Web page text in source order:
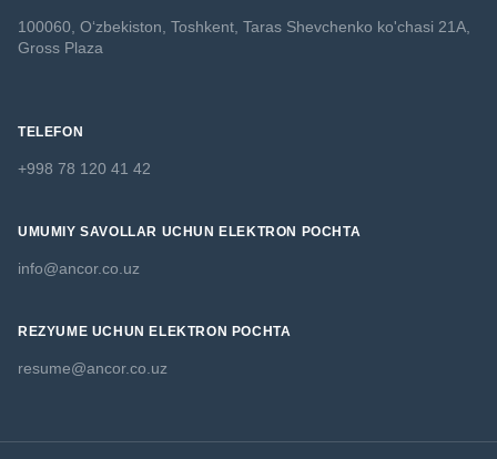
100060, O‘zbekiston, Toshkent, Taras Shevchenko ko'chasi 21A,
Gross Plaza
TELEFON
+998 78 120 41 42
UMUMIY SAVOLLAR UCHUN ELEKTRON POCHTA
info@ancor.co.uz
REZYUME UCHUN ELEKTRON POCHTA
resume@ancor.co.uz